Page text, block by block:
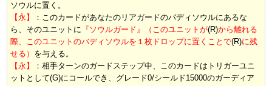
ソウルに置く。
【永】
：このカードがあなたのリアガードのバディソウルにあるな
ら、そのユニットに 『ソウルガード』（このユニットが(R)から離れる
際、このユニットのバディソウルを１枚ドロップに置くことで(R)に残
せる） を与える。
【永】
：相手ターンのガードステップ中、このカードはトリガーユニ
ットとして(G)にコールでき、グレード0/シールド15000のガーディア